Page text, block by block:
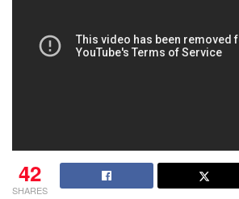
42
SHARES